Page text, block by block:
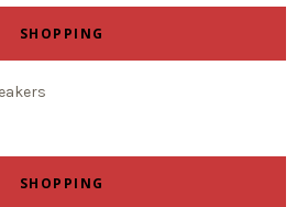
SHOPPING
SHOPPING